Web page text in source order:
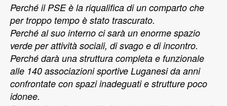
Perché il PSE è la riqualifica di un comparto che
per troppo tempo è stato trascurato.
Perché al suo interno ci sarà un enorme spazio
verde per attività sociali, di svago e di incontro.
Perché darà una struttura completa e funzionale
alle 140 associazioni sportive Luganesi da anni
confrontate con spazi inadeguati e strutture poco
idonee.